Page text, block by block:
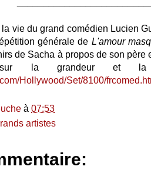
la vie du grand comédien Lucien
générale de L'amour
de Sacha à propos de son père
la grandeur et la
Hollywood/Set/8100/
à 07:53
artistes